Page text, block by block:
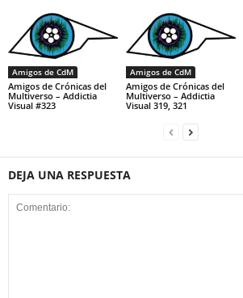
Amigos de CdM
Amigos de Crónicas del
Multiverso – Addictia
Visual #323
Amigos de CdM
Amigos de Crónicas del
Multiverso – Addictia
Visual 319, 321
DEJA UNA RESPUESTA